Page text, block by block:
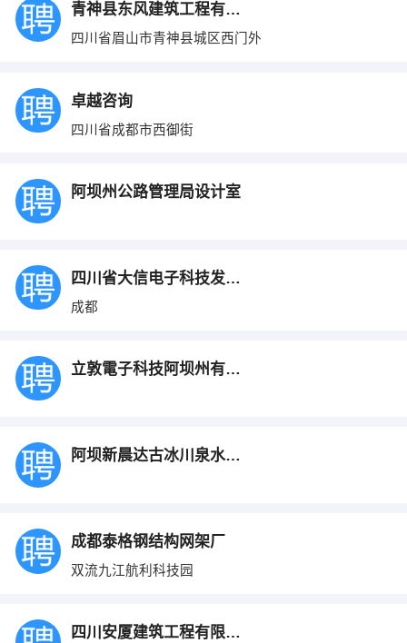
青神县东风建筑工程有限公司
四川省眉山市青神县城区西门外
卓越咨询
四川省成都市西御街
阿坝州公路管理局设计室
四川省大信电子科技发展有限公司
成都
立敦電子科技阿坝州有限公司
阿坝新晨达古冰川泉水有限公司
成都泰格钢结构网架厂
双流九江航利科技园
四川安厦建筑工程有限公司